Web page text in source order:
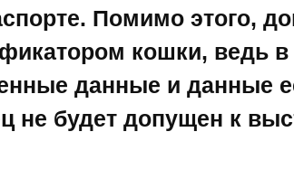
Помимо этого,
кошки, ведь в
данные и данные
не будет допущен к